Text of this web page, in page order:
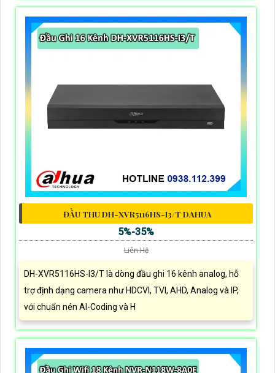
ĐẦU THU DH-XVR5116HS-I3/T DAHUA
5%-35%
Liên Hệ
DH-XVR5116HS-I3/T là dòng đầu ghi 16 kênh analog, hỗ
trợ định dạng camera như HDCVI, TVI, AHD, Analog và IP,
với chuẩn nén AI-Coding và H